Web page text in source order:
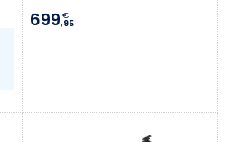
699,95
€